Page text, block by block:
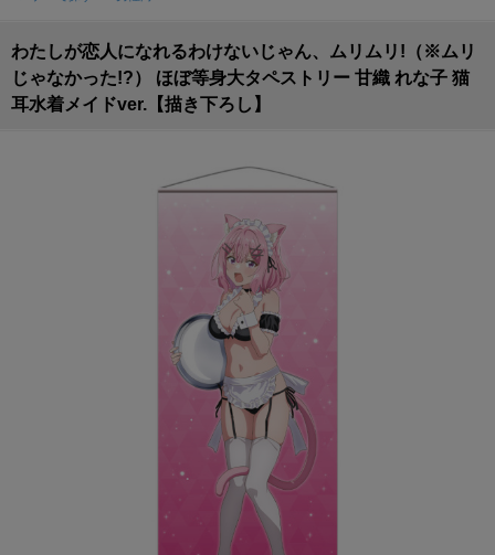
わたしが恋人になれるわけないじゃん、ムリムリ!（※ムリ
じゃなかった!?） ほぼ等身大タペストリー 甘織 れな子 猫
耳水着メイドver.【描き下ろし】